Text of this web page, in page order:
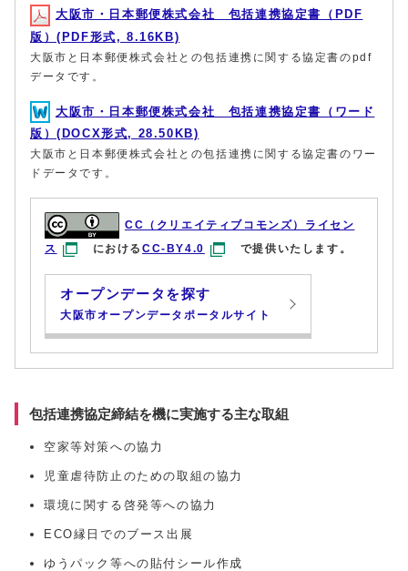
大阪市・日本郵便株式会社 包括連携協定書（PDF
版）(PDF形式, 8.16KB)
大阪市と日本郵便株式会社との包括連携に関する協定書のpdf
データです。
大阪市・日本郵便株式会社 包括連携協定書（ワード
版）(DOCX形式, 28.50KB)
大阪市と日本郵便株式会社との包括連携に関する協定書のワー
ドデータです。
CC（クリエイティブコモンズ）ライセン
ス
におけるCC-BY4.0 で提供いたします。
オープンデータを探す
大阪市オープンデータポータルサイト
包括連携協定締結を機に実施する主な取組
空家等対策への協力
児童虐待防止のための取組の協力
環境に関する啓発等への協力
ECO縁日でのブース出展
ゆうパック等への貼付シール作成